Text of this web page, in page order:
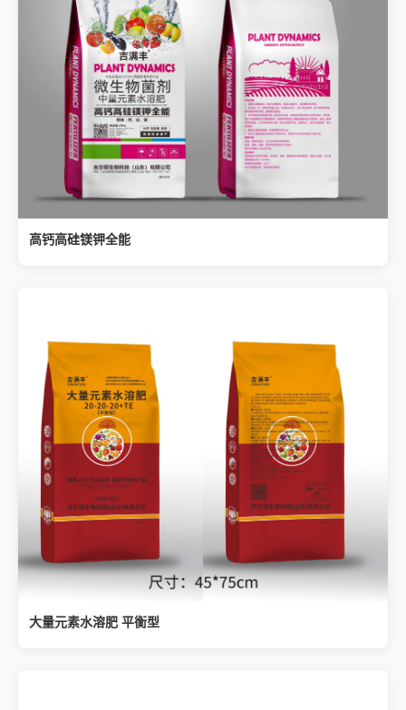
高钙高硅镁钾全能
大量元素水溶肥 平衡型